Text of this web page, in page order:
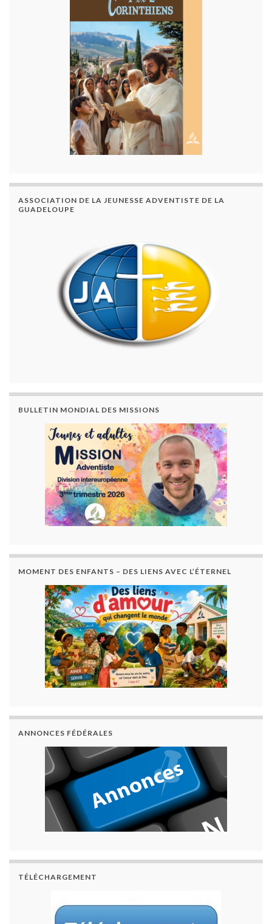
ASSOCIATION DE LA JEUNESSE ADVENTISTE DE LA
GUADELOUPE
BULLETIN MONDIAL DES MISSIONS
MOMENT DES ENFANTS – DES LIENS AVEC L’ÉTERNEL
ANNONCES FÉDÉRALES
TÉLÉCHARGEMENT